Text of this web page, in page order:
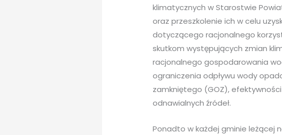
klimatycznych w Starostwie
oraz przeszkolenie ich w celu
dotyczącego racjonalnego
skutkom występujących zmian
racjonalnego gospodarowania
ograniczenia odpływu wody
zamkniętego (GOZ),
odnawialnych źródeł.
Ponadto w każdej gminie leżącej